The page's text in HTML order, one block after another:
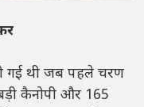
गई थी जब पहले चरण
कैनोपी और 165